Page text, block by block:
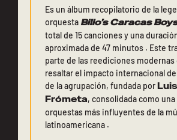
Es un álbum recopilatorio de la
orquestaBillo’s Caracas
total de 15 canciones y una
aproximada de 47 minutos . Este
parte de las reediciones modernas
resaltar el impacto internacional
de la agrupación, fundada por
Frómeta, consolidada como una
orquestas más influyentes de la
latinoamericana .